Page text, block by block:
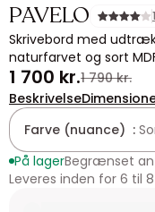
PAVELO
Skrivebord med
naturfarvet og sort MDF
1 700 kr.1 790 kr.
Beskrivelse
Farve (nuance) :
På lagerBegrænset
Leveres inden for 6 til